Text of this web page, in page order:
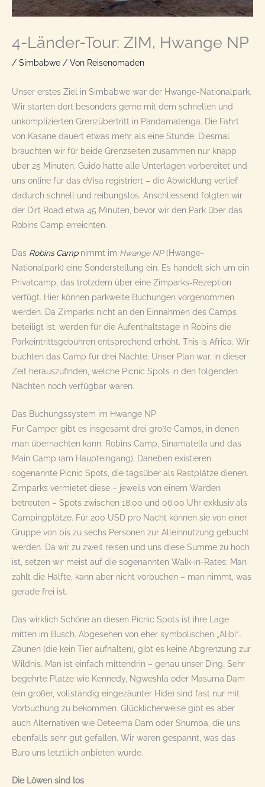
4-Länder-Tour: ZIM, Hwange NP
/ Simbabwe / Von Reisenomaden
Unser erstes Ziel in Simbabwe war der Hwange-Nationalpark.
Wir starten dort besonders gerne mit dem schnellen und
unkomplizierten Grenzübertritt in Pandamatenga. Die Fahrt
von Kasane dauert etwas mehr als eine Stunde. Diesmal
brauchten wir für beide Grenzseiten zusammen nur knapp
über 25 Minuten. Guido hatte alle Unterlagen vorbereitet und
uns online für das eVisa registriert – die Abwicklung verlief
dadurch schnell und reibungslos. Anschliessend folgten wir
der Dirt Road etwa 45 Minuten, bevor wir den Park über das
Robins Camp erreichten.
Das Robins Campnimmt im Hwange NP(Hwange-
Nationalpark) eine Sonderstellung ein. Es handelt sich um ein
Privatcamp, das trotzdem über eine Zimparks-Rezeption
verfügt. Hier können parkweite Buchungen vorgenommen
werden. Da Zimparks nicht an den Einnahmen des Camps
beteiligt ist, werden für die Aufenthaltstage in Robins die
Parkeintrittsgebühren entsprechend erhöht. This is Africa. Wir
buchten das Camp für drei Nächte. Unser Plan war, in dieser
Zeit herauszufinden, welche Picnic Spots in den folgenden
Nächten noch verfügbar waren.
Das Buchungssystem im Hwange NP
Für Camper gibt es insgesamt drei große Camps, in denen
man übernachten kann: Robins Camp, Sinamatella und das
Main Camp (am Haupteingang). Daneben existieren
sogenannte Picnic Spots, die tagsüber als Rastplätze dienen.
Zimparks vermietet diese – jeweils von einem Warden
betreuten – Spots zwischen 18:00 und 06:00 Uhr exklusiv als
Campingplätze. Für 200 USD pro Nacht können sie von einer
Gruppe von bis zu sechs Personen zur Alleinnutzung gebucht
werden. Da wir zu zweit reisen und uns diese Summe zu hoch
ist, setzen wir meist auf die sogenannten Walk-in-Rates: Man
zahlt die Hälfte, kann aber nicht vorbuchen – man nimmt, was
gerade frei ist.
Das wirklich Schöne an diesen Picnic Spots ist ihre Lage
mitten im Busch. Abgesehen von eher symbolischen „Alibi“-
Zäunen (die kein Tier aufhalten), gibt es keine Abgrenzung zur
Wildnis. Man ist einfach mittendrin – genau unser Ding. Sehr
begehrte Plätze wie Kennedy, Ngweshla oder Masuma Dam
(ein großer, vollständig eingezäunter Hide) sind fast nur mit
Vorbuchung zu bekommen. Glücklicherweise gibt es aber
auch Alternativen wie Deteema Dam oder Shumba, die uns
ebenfalls sehr gut gefallen. Wir waren gespannt, was das
Büro uns letztlich anbieten würde.
Die Löwen sind los